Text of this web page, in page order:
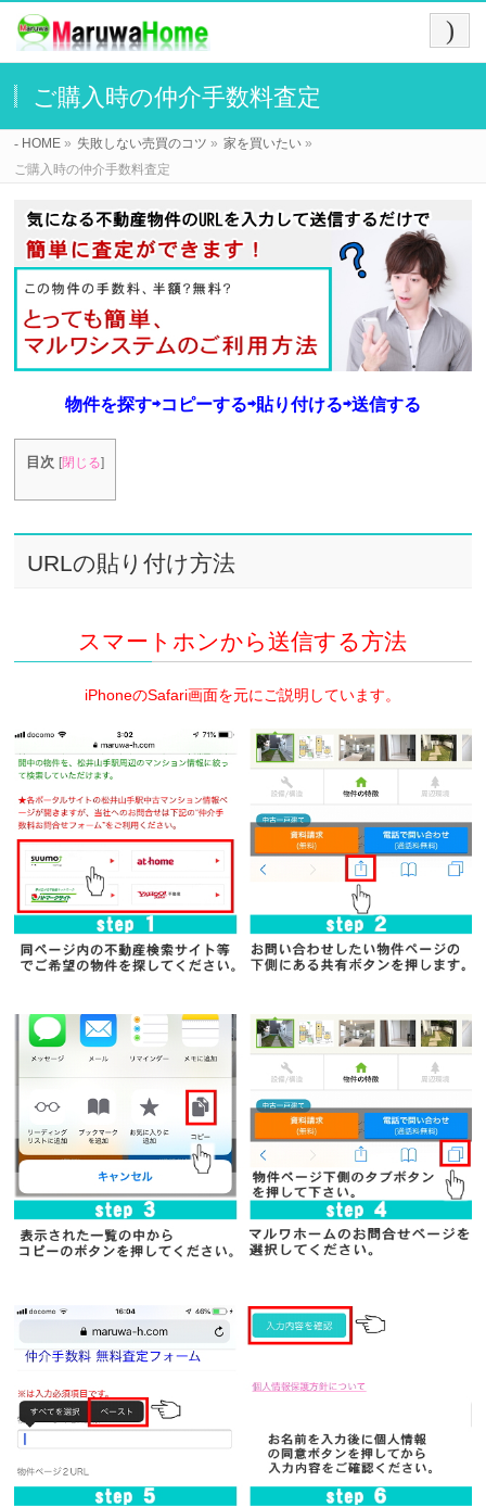
ご購入時の仲介手数料査定
HOME » 失敗しない売買のコツ » 家を買いたい »
ご購入時の仲介手数料査定
物件を探す⇨コピーする⇨貼り付ける⇨送信する
目次 [閉じる]
URLの貼り付け方法
スマートホンから送信する方法
iPhoneのSafari画面を元にご説明しています。